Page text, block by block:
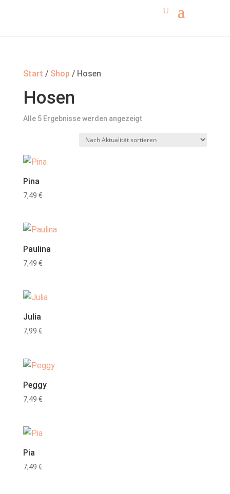
Start / Shop / Hosen
Hosen
Alle 5 Ergebnisse werden angezeigtNach
Pina
7,49 €
Paulina
7,49 €
Julia
7,99 €
Peggy
7,49 €
Pia
7,49 €